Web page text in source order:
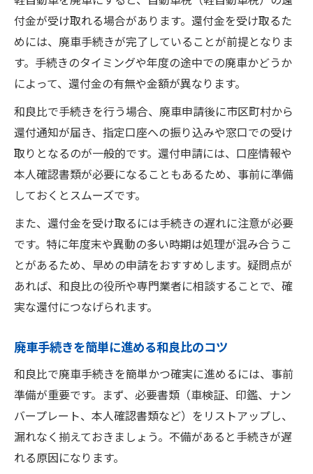
付金が受け取れる場合があります。還付金を受け取るた
めには、廃車手続きが完了していることが前提となりま
す。手続きのタイミングや年度の途中での廃車かどうか
によって、還付金の有無や金額が異なります。
和良比で手続きを行う場合、廃車申請後に市区町村から
還付通知が届き、指定口座への振り込みや窓口での受け
取りとなるのが一般的です。還付申請には、口座情報や
本人確認書類が必要になることもあるため、事前に準備
しておくとスムーズです。
また、還付金を受け取るには手続きの遅れに注意が必要
です。特に年度末や異動の多い時期は処理が混み合うこ
とがあるため、早めの申請をおすすめします。疑問点が
あれば、和良比の役所や専門業者に相談することで、確
実な還付につなげられます。
廃車手続きを簡単に進める和良比のコツ
和良比で廃車手続きを簡単かつ確実に進めるには、事前
準備が重要です。まず、必要書類（車検証、印鑑、ナン
バープレート、本人確認書類など）をリストアップし、
漏れなく揃えておきましょう。不備があると手続きが遅
れる原因になります。